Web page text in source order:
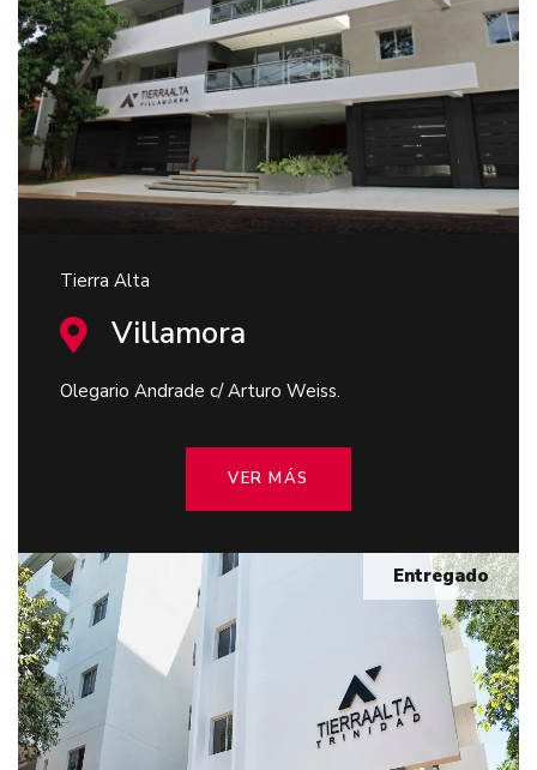
Tierra Alta
Villamora
Olegario Andrade c/ Arturo Weiss.
VER MÁS
Entregado